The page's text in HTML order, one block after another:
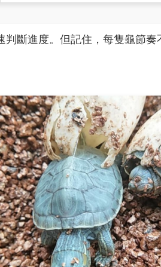
判斷進度。但記住，每隻龜節